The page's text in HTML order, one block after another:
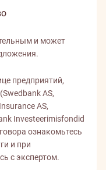
и может
предприятий,
AS,
AS,
Investeerimisfondid
ознакомьтесь
и при
с экспертом.